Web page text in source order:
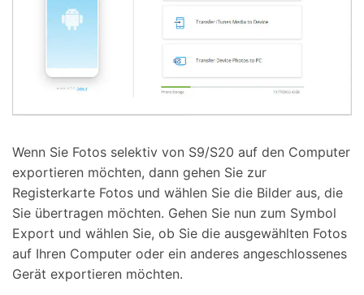
Wenn Sie Fotos selektiv von S9/S20 auf den Computer
exportieren möchten, dann gehen Sie zur
Registerkarte Fotos und wählen Sie die Bilder aus, die
Sie übertragen möchten. Gehen Sie nun zum Symbol
Export und wählen Sie, ob Sie die ausgewählten Fotos
auf Ihren Computer oder ein anderes angeschlossenes
Gerät exportieren möchten.